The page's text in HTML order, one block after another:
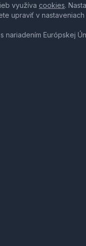
využíva cookies.
upraviť v nastaveniach
Európskej